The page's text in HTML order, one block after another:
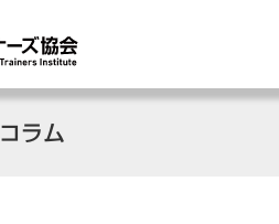
コラム